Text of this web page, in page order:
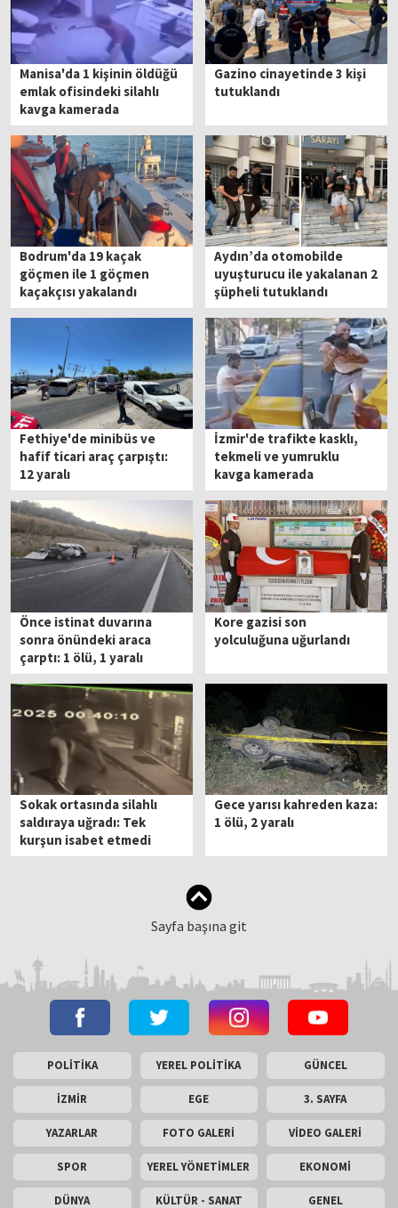
Manisa'da 1 kişinin öldüğü
emlak ofisindeki silahlı
kavga kamerada
Gazino cinayetinde 3 kişi
tutuklandı
Bodrum'da 19 kaçak
göçmen ile 1 göçmen
kaçakçısı yakalandı
Aydın’da otomobilde
uyuşturucu ile yakalanan 2
şüpheli tutuklandı
Fethiye'de minibüs ve
hafif ticari araç çarpıştı:
12 yaralı
İzmir'de trafikte kasklı,
tekmeli ve yumruklu
kavga kamerada
Önce istinat duvarına
sonra önündeki araca
çarptı: 1 ölü, 1 yaralı
Kore gazisi son
yolculuğuna uğurlandı
Sokak ortasında silahlı
saldıraya uğradı: Tek
kurşun isabet etmedi
Gece yarısı kahreden kaza:
1 ölü, 2 yaralı
Sayfa başına git
POLİTİKA YEREL POLİTİKA GÜNCEL
İZMİR EGE 3. SAYFA
YAZARLAR FOTO GALERİ VİDEO GALERİ
SPOR YEREL YÖNETİMLER EKONOMİ
DÜNYA KÜLTÜR - SANAT GENEL